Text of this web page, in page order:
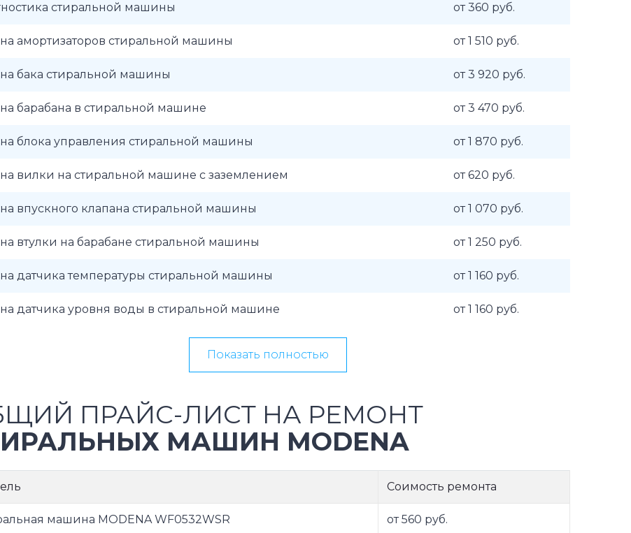
стиральной машины от 360 руб.
амортизаторов стиральной машины от 1 510 руб.
бака стиральной машины от 3 920 руб.
барабана в стиральной машине от 3 470 руб.
блока управления стиральной машины от 1 870 руб.
вилки на стиральной машине с заземлением от 620 руб.
впускного клапана стиральной машины от 1 070 руб.
втулки на барабане стиральной машины от 1 250 руб.
датчика температуры стиральной машины от 1 160 руб.
датчика уровня воды в стиральной машине от 1 160 руб.
Показать полностью
ПРАЙС-ЛИСТ НА РЕМОНТ
МАШИН MODENA
Соимость ремонта
машина MODENA WF0532WSR от 560 руб.